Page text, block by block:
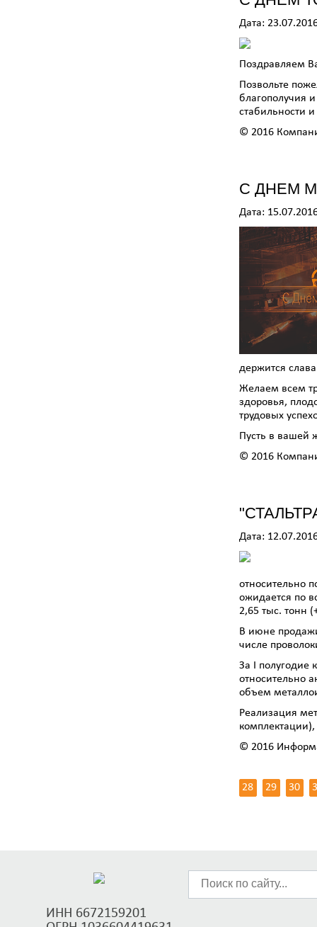
Дата:
Поздравляем
Позвольте
благополучия
стабильности
© 2016
С ДНЕМ
Дата:
держится
Желаем всем
здоровья,
трудовых
Пусть в вашей
© 2016
Дата:
относительно
ожидается по
2,65 тыс. тонн
В июне
числе
За I полугодие
относительно
объем
Реализация
© 2016
28 29 30
ИНН 6672159201